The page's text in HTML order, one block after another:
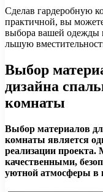
Сделав гардеробную
практичной, вы
выбора вашей одежды
льшую
Выбор
дизайна
комнаты
Выбор материалов
комнаты является
реализации
качественными,
уютной атмосферы в